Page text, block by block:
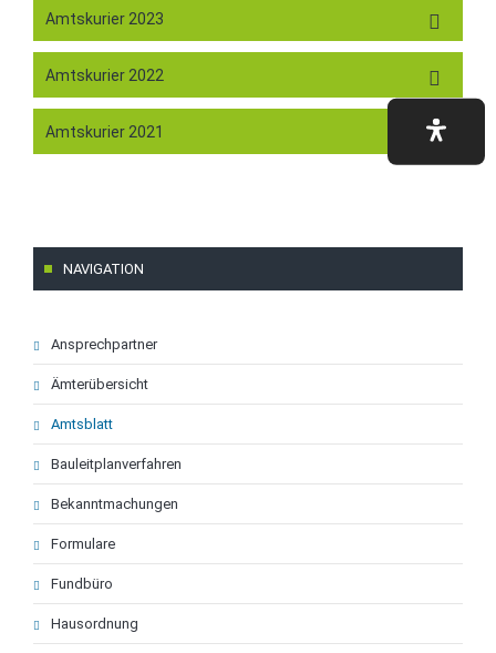
Amtskurier 2023
Amtskurier 2022
Amtskurier 2021
NAVIGATION
Navigation
überspringen
Ansprechpartner
Ämterübersicht
Amtsblatt
Bauleitplanverfahren
Bekanntmachungen
Formulare
Fundbüro
Hausordnung